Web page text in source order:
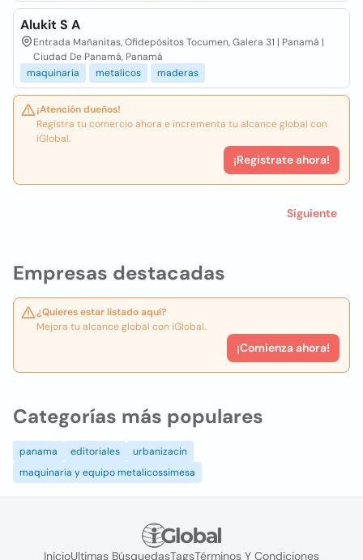
Empresas destacadas
¿Quieres estar listado aquí?
Mejora tu alcance global con iGlobal.
¡Comienza ahora!
Alukit S A
Entrada Mañanitas, Ofidepósitos Tocumen, Galera 31 | Panamá |
Ciudad De Panamá, Panamá
maquinaria
metalicos maderas
¡Atención dueños!
Registra tu comercio ahora e incrementa tu alcance global con
iGlobal.
¡Registrate ahora!
Siguiente
Categorías más populares
panama editoriales
urbanizacin
maquinaria y equipo metalicossimesa
InicioUltimas BúsquedasTagsTérminos Y Condiciones